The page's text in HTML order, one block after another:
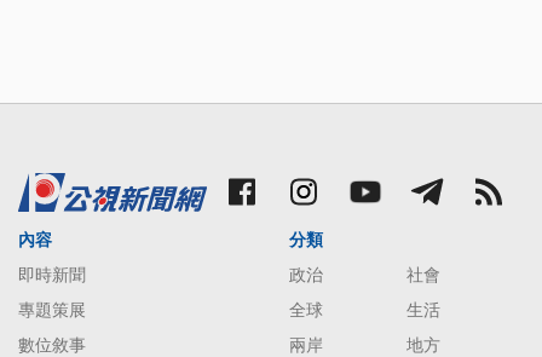
內容
即時新聞
專題策展
數位敘事
分類
政治
社會
全球
生活
兩岸
地方